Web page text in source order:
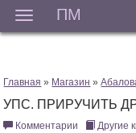
ПМ
Главная » Магазин »
УПС. ПРИРУЧИТЬ
Комментарии Другие